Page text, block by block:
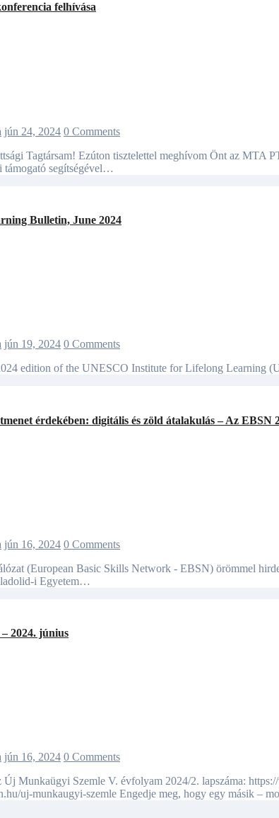
felhívása
jún 24, 2024 0 Comments
támogató segítségével…
Bulletin, June 2024
jún 19, 2024 0 Comments
2024 edition of the UNESCO Institute for Lifelong
érdekében: digitális és zöld átalakulás – Az
jún 16, 2024 0 Comments
i Egyetem…
2024. június
jún 16, 2024 0 Comments
uj-munkaugyi-szemle Engedje meg, hogy egy másik –